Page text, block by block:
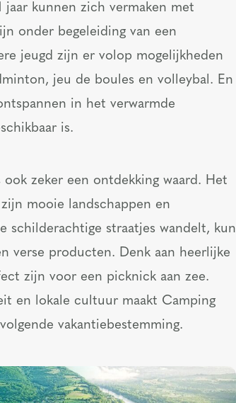
jaar kunnen zich vermaken met
onder begeleiding van een
jeugd zijn er volop mogelijkheden
jeu de boules en volleybal. En
in het verwarmde
is.
zeker een ontdekking waard. Het
mooie landschappen en
schilderachtige straatjes wandelt, kun
verse producten. Denk aan heerlijke
zijn voor een picknick aan zee.
en lokale cultuur maakt Camping
vakantiebestemming.